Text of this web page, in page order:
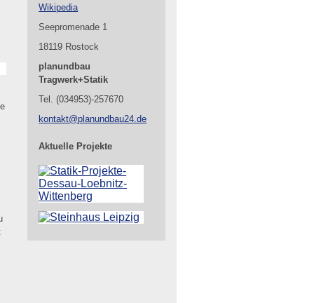
Wikipedia
Seepromenade 1
18119 Rostock
planundbau
Tragwerk+Statik
Tel. (034953)-257670
kontakt@planundbau24.de
Aktuelle Projekte